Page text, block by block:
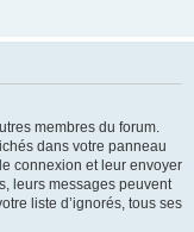
membres du forum.
dans votre panneau
connexion et leur envoyer
leurs messages peuvent
liste d’ignorés, tous ses